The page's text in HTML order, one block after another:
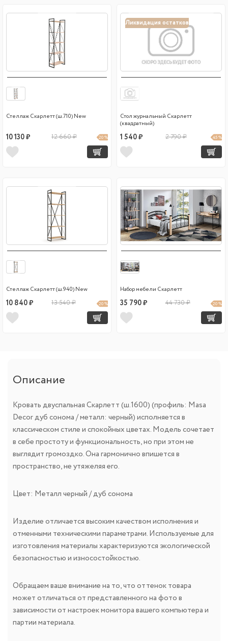
Стеллаж Скарлетт (ш.710) New
10 130 ₽ 12 660 ₽ 20 %
Ликвидация остатков
Стол журнальный Скарлетт
(квадратный)
1 540 ₽ 2 790 ₽ 45 %
Стеллаж Скарлетт (ш.940) New
10 840 ₽ 13 540 ₽ 20 %
Набор мебели Скарлетт
35 790 ₽ 44 730 ₽ 20 %
Описание
Кровать двуспальная Скарлетт (ш.1600) (профиль: Masa
Decor дуб сонома / металл: черный) исполняется в
классическом стиле и спокойных цветах. Модель сочетает
в себе простоту и функциональность, но при этом не
выглядит громоздко. Она гармонично впишется в
пространство, не утяжеляя его.
Цвет: Металл черный / дуб сонома
Изделие отличается высоким качеством исполнения и
отменными техническими параметрами. Используемые для
изготовления материалы характеризуются экологической
безопасностью и износостойкостью.
Обращаем ваше внимание на то, что оттенок товара
может отличаться от представленного на фото в
зависимости от настроек монитора вашего компьютера и
партии материала.